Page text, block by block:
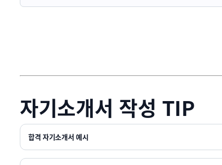
자기소개서 작성 TIP
합격 자기소개서 예시